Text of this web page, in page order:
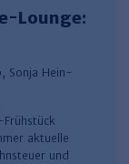
Lounge:
, Sonja Hein-
aktuelle
und